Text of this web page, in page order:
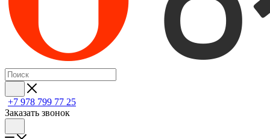
+7 978 799 77 25
Заказать звонок